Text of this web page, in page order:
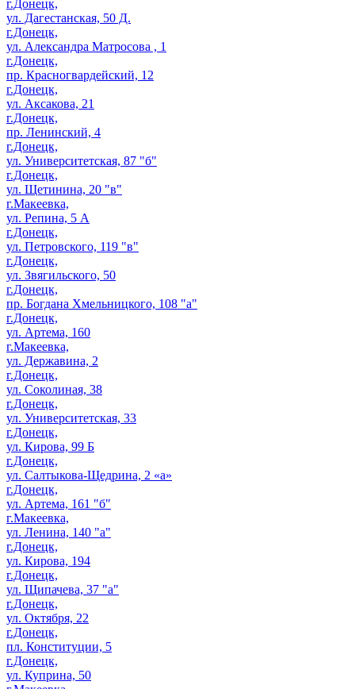
г.Донецк,
ул. Дагестанская, 50 Д.
г.Донецк,
ул. Александра Матросова , 1
г.Донецк,
пр. Красногвардейский, 12
г.Донецк,
ул. Аксакова, 21
г.Донецк,
пр. Ленинский, 4
г.Донецк,
ул. Университетская, 87 "б"
г.Донецк,
ул. Щетинина, 20 "в"
г.Макеевка,
ул. Репина, 5 А
г.Донецк,
ул. Петровского, 119 "в"
г.Донецк,
ул. Звягильского, 50
г.Донецк,
пр. Богдана Хмельницкого, 108 "а"
г.Донецк,
ул. Артема, 160
г.Макеевка,
ул. Державина, 2
г.Донецк,
ул. Соколиная, 38
г.Донецк,
ул. Университетская, 33
г.Донецк,
ул. Кирова, 99 Б
г.Донецк,
ул. Салтыкова-Щедрина, 2 «а»
г.Донецк,
ул. Артема, 161 "б"
г.Макеевка,
ул. Ленина, 140 "а"
г.Донецк,
ул. Кирова, 194
г.Донецк,
ул. Щипачева, 37 "а"
г.Донецк,
ул. Октября, 22
г.Донецк,
пл. Конституции, 5
г.Донецк,
ул. Куприна, 50